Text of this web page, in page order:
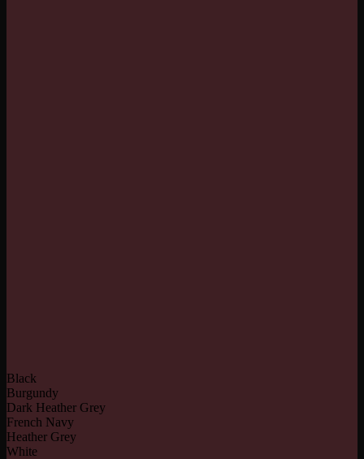
Black
Burgundy
Dark Heather Grey
French Navy
Heather Grey
White